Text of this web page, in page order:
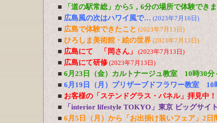
■
「道の駅常総」から5，6分の場所で体験でき
■ 広島風の次はハワイ風で… (2023年7月16日)
■ 広島で体験できたこと (2023年7月13日)
■ ひろしま美術館・絵の世界 (2023年7月13日)
■ 広島にて 「岡さん」 (2023年7月13日)
■ 広島にて研修(2023年7月13日)
■ 6月23日（金）カルトナージュ教室 10時30分
■ 6月19日（月）プリザーブドフラワー教室 10
■ お客様の「ステンドグラス・パネル」拝見中！
■
「interior lifestyle TOKYO」東京 ビッグサイ
■ 6月5日（月）から「お出掛け装いフェア」2日